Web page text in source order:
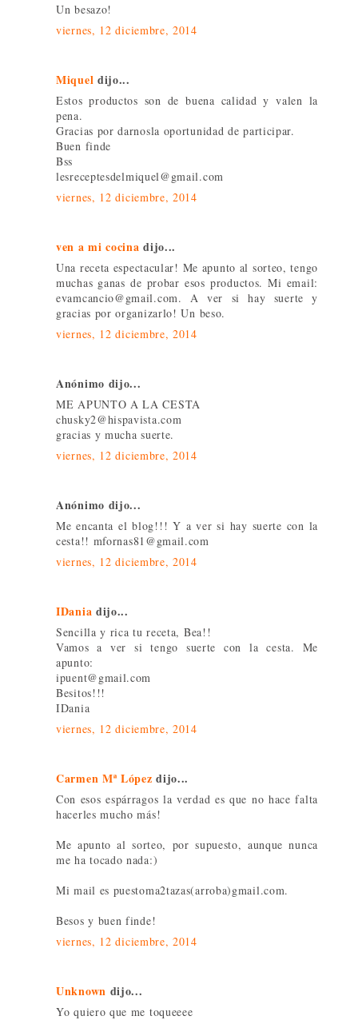
Un besazo!
viernes, 12 diciembre, 2014
Miquel dijo...
Estos productos son de buena calidad y valen la
pena.
Gracias por darnosla oportunidad de participar.
Buen finde
Bss
lesreceptesdelmiquel@gmail.com
viernes, 12 diciembre, 2014
ven a mi cocina dijo...
Una receta espectacular! Me apunto al sorteo, tengo
muchas ganas de probar esos productos. Mi email:
evamcancio@gmail.com. A ver si hay suerte y
gracias por organizarlo! Un beso.
viernes, 12 diciembre, 2014
Anónimo dijo...
ME APUNTO A LA CESTA
chusky2@hispavista.com
gracias y mucha suerte.
viernes, 12 diciembre, 2014
Anónimo dijo...
Me encanta el blog!!! Y a ver si hay suerte con la
cesta!! mfornas81@gmail.com
viernes, 12 diciembre, 2014
IDania dijo...
Sencilla y rica tu receta, Bea!!
Vamos a ver si tengo suerte con la cesta. Me
apunto:
ipuent@gmail.com
Besitos!!!
IDania
viernes, 12 diciembre, 2014
Carmen Mª López dijo...
Con esos espárragos la verdad es que no hace falta
hacerles mucho más!
Me apunto al sorteo, por supuesto, aunque nunca
me ha tocado nada:)
Mi mail es puestoma2tazas(arroba)gmail.com.
Besos y buen finde!
viernes, 12 diciembre, 2014
Unknown dijo...
Yo quiero que me toqueeee